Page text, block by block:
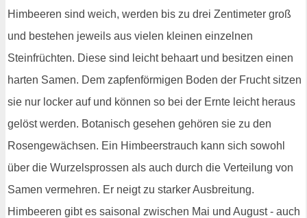
Himbeeren sind weich, werden bis zu drei Zentimeter groß
und bestehen jeweils aus vielen kleinen einzelnen
Steinfrüchten. Diese sind leicht behaart und besitzen einen
harten Samen. Dem zapfenförmigen Boden der Frucht sitzen
sie nur locker auf und können so bei der Ernte leicht heraus
gelöst werden. Botanisch gesehen gehören sie zu den
Rosengewächsen. Ein Himbeerstrauch kann sich sowohl
über die Wurzelsprossen als auch durch die Verteilung von
Samen vermehren. Er neigt zu starker Ausbreitung.
Himbeeren gibt es saisonal zwischen Mai und August - auch